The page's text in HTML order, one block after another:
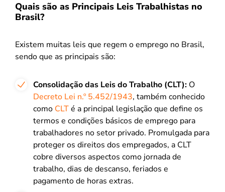
Quais são as Principais Leis Trabalhistas no
Brasil?
Existem muitas leis que regem o emprego no Brasil,
sendo que as principais são:
Consolidação das Leis do Trabalho (CLT): O
Decreto Lei n.º 5.452/1943, também conhecido
como CLTé a principal legislação que define os
termos e condições básicos de emprego para
trabalhadores no setor privado. Promulgada para
proteger os direitos dos empregados, a CLT
cobre diversos aspectos como jornada de
trabalho, dias de descanso, feriados e
pagamento de horas extras.